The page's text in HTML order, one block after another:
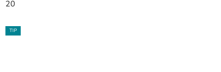
20
TIP